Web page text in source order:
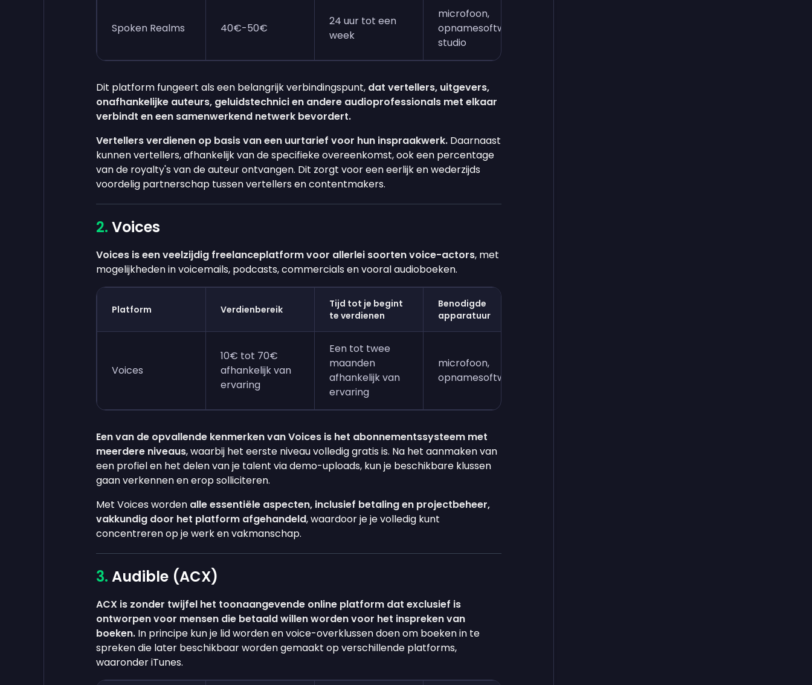
Spoken Realms 40€-50€
24 uur tot een
week
microfoon,
opnamesoftware,
studio
Dit platform fungeert als een belangrijk verbindingspunt, dat vertellers, uitgevers,
onafhankelijke auteurs, geluidstechnici en andere audioprofessionals met elkaar
verbindt en een samenwerkend netwerk bevordert.
Vertellers verdienen op basis van een uurtarief voor hun inspraakwerk. Daarnaast
kunnen vertellers, afhankelijk van de specifieke overeenkomst, ook een percentage
van de royalty's van de auteur ontvangen. Dit zorgt voor een eerlijk en wederzijds
voordelig partnerschap tussen vertellers en contentmakers.
Voices
Voices is een veelzijdig freelanceplatform voor allerlei soorten voice-actors, met
mogelijkheden in voicemails, podcasts, commercials en vooral audioboeken.
Platform Verdienbereik
Tijd tot je begint
te verdienen
Benodigde
apparatuur
Voices
10€ tot 70€
afhankelijk van
ervaring
Een tot twee
maanden
afhankelijk van
ervaring
microfoon,
opnamesoftware
Een van de opvallende kenmerken van Voices is het abonnementssysteem met
meerdere niveaus, waarbij het eerste niveau volledig gratis is. Na het aanmaken van
een profiel en het delen van je talent via demo-uploads, kun je beschikbare klussen
gaan verkennen en erop solliciteren.
Met Voices worden alle essentiële aspecten, inclusief betaling en projectbeheer,
vakkundig door het platform afgehandeld, waardoor je je volledig kunt
concentreren op je werk en vakmanschap.
Audible (ACX)
ACX is zonder twijfel het toonaangevende online platform dat exclusief is
ontworpen voor mensen die betaald willen worden voor het inspreken van
boeken. In principe kun je lid worden en voice-overklussen doen om boeken in te
spreken die later beschikbaar worden gemaakt op verschillende platforms,
waaronder iTunes.